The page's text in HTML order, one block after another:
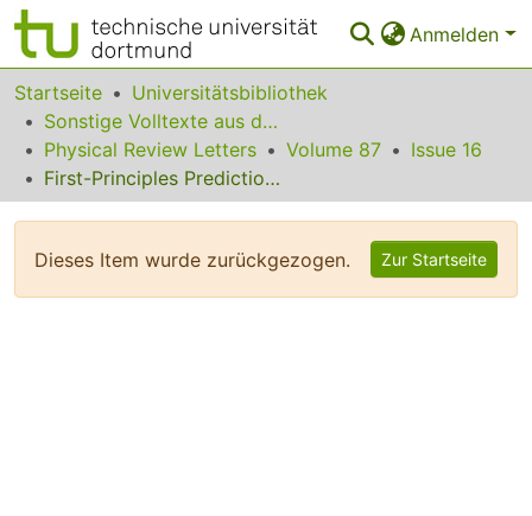
Anmelden
Bereiche & Sammlungen
Das gesamte Repositorium
Statistiken
Startseite
Universitätsbibliothek
Sonstige Volltexte aus dem Bibliotheksangebot
Physical Review Letters
Volume 87
Issue 16
First-Principles Predictions of Yet-Unobserved Ordered Structures in the Ag-Pd Phase Diagram
Dieses Item wurde zurückgezogen. Zur Startseite